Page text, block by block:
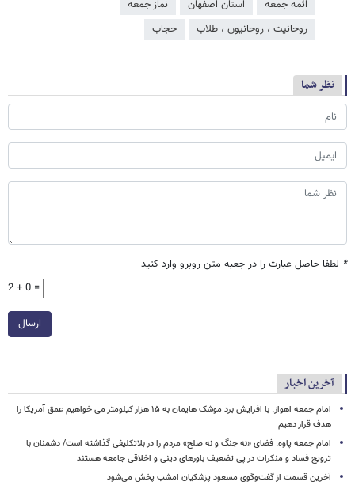
ائمه جمعه استان اصفهان
نماز جمعه
روحانیت ، روحانیون ، طلاب
حجاب
نظر شما
* لطفا حاصل عبارت را در جعبه متن روبرو وارد کنید
2 + 0 =
ارسال
آخرین اخبار
امام‌ جمعه اهواز: با افزایش برد موشک هایمان به ۱۵ هزار کیلومتر می خواهیم عمق آمریکا را
هدف قرار دهیم
امام جمعه پاوه: فضای «نه جنگ و نه صلح» مردم را در بلاتکلیفی گذاشته است/ دشمنان با
ترویج فساد و منکرات در پی تضعیف باورهای دینی و اخلاقی جامعه هستند
آخرین قسمت از گفت‌وگوی مسعود پزشکیان امشب پخش می‌شود